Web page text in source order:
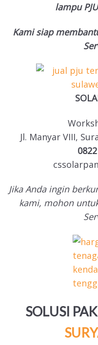
lampu
Kami siap
Jl. Manyar VIII,
Jika Anda ingin
kami, mohon
SOLUSI